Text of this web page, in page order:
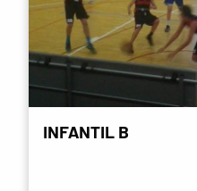
INFANTIL B